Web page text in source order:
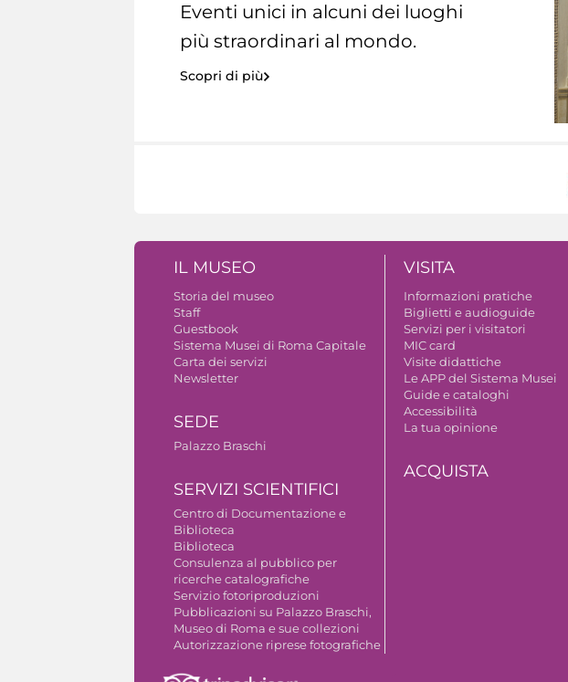
Eventi unici in alcuni dei luoghi
più straordinari al mondo.
Scopri di più
IL MUSEO
Storia del museo
Staff
Guestbook
Sistema Musei di Roma Capitale
Carta dei servizi
Newsletter
SEDE
Palazzo Braschi
SERVIZI SCIENTIFICI
Centro di Documentazione e
Biblioteca
Biblioteca
Consulenza al pubblico per
ricerche catalografiche
Servizio fotoriproduzioni
Pubblicazioni su Palazzo Braschi,
Museo di Roma e sue collezioni
Autorizzazione riprese fotografiche
VISITA
Informazioni pratiche
Biglietti e audioguide
Servizi per i visitatori
MIC card
Visite didattiche
Le APP del Sistema Musei
Guide e cataloghi
Accessibilità
La tua opinione
ACQUISTA